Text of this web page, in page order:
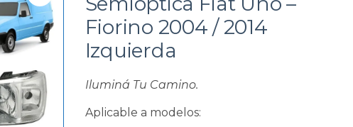
a
Fiorino 2004 / 2014
Izquierda
Iluminá Tu Camino.
Aplicable a modelos: